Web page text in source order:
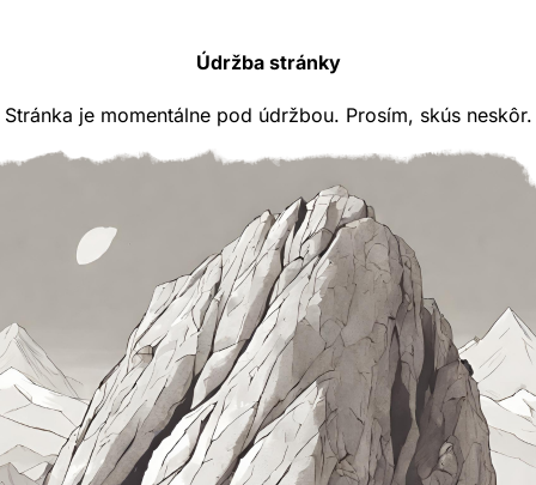
Údržba stránky
Stránka je momentálne pod údržbou. Prosím, skús neskôr.